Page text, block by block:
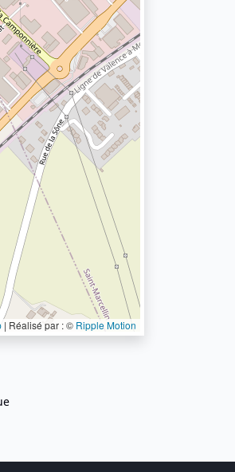
| Réalisé par : © Ripple Motion